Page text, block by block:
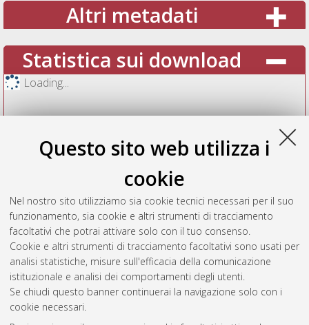
Questo sito web utilizza i
cookie
Nel nostro sito utilizziamo sia cookie tecnici necessari per il suo
funzionamento, sia cookie e altri strumenti di tracciamento
facoltativi che potrai attivare solo con il tuo consenso.
Cookie e altri strumenti di tracciamento facoltativi sono usati per
analisi statistiche, misure sull'efficacia della comunicazione
istituzionale e analisi dei comportamenti degli utenti.
Se chiudi questo banner continuerai la navigazione solo con i
cookie necessari.
Altri metadati
Statistica sui download
Loading...
Vedi altre statistiche
Gestione del documento: